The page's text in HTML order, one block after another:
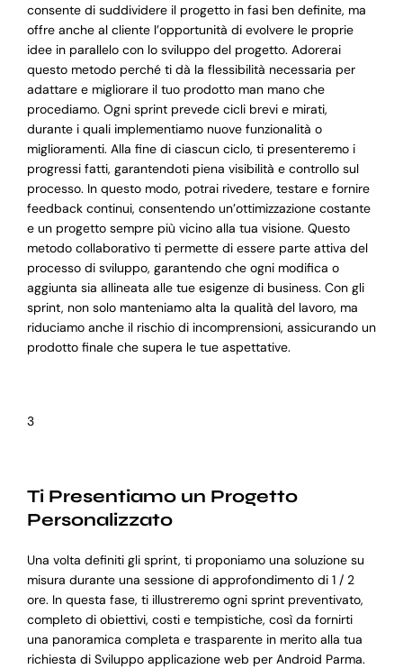
consente di suddividere il progetto in fasi ben definite, ma
offre anche al cliente l’opportunità di evolvere le proprie
idee in parallelo con lo sviluppo del progetto. Adorerai
questo metodo perché ti dà la flessibilità necessaria per
adattare e migliorare il tuo prodotto man mano che
procediamo. Ogni sprint prevede cicli brevi e mirati,
durante i quali implementiamo nuove funzionalità o
miglioramenti. Alla fine di ciascun ciclo, ti presenteremo i
progressi fatti, garantendoti piena visibilità e controllo sul
processo. In questo modo, potrai rivedere, testare e fornire
feedback continui, consentendo un’ottimizzazione costante
e un progetto sempre più vicino alla tua visione. Questo
metodo collaborativo ti permette di essere parte attiva del
processo di sviluppo, garantendo che ogni modifica o
aggiunta sia allineata alle tue esigenze di business. Con gli
sprint, non solo manteniamo alta la qualità del lavoro, ma
riduciamo anche il rischio di incomprensioni, assicurando un
prodotto finale che supera le tue aspettative.
3
Ti Presentiamo un Progetto
Personalizzato
Una volta definiti gli sprint, ti proponiamo una soluzione su
misura durante una sessione di approfondimento di 1 / 2
ore. In questa fase, ti illustreremo ogni sprint preventivato,
completo di obiettivi, costi e tempistiche, così da fornirti
una panoramica completa e trasparente in merito alla tua
richiesta di Sviluppo applicazione web per Android Parma.